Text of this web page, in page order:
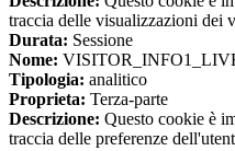
traccia delle visualizzazioni dei
Durata: Sessione
Nome:
Tipologia: analitico
Proprieta: Terza-parte
Descrizione: Questo cookie è
traccia delle preferenze